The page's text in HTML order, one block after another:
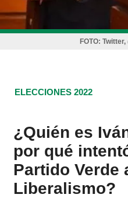
FOTO:
ELECCIONES 2022
¿Quién es
por qué
Partido Verde
Liberalismo?